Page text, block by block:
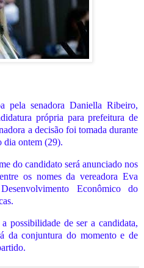
pela senadora Daniella Ribeiro,
própria para prefeitura de
a decisão foi tomada durante
dia ontem (29).
do candidato será anunciado nos
os nomes da vereadora Eva
Econômico do
possibilidade de ser a candidata,
da conjuntura do momento e de